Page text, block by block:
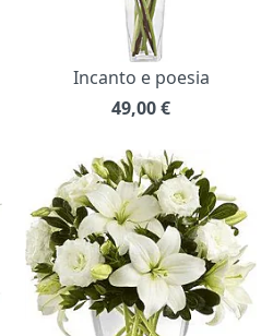
Incanto e poesia
49,00€